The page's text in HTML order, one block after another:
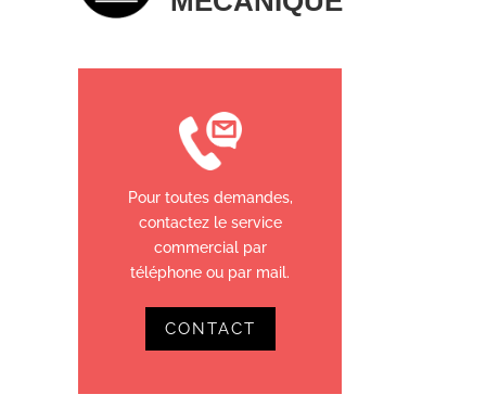
Pour toutes demandes,
contactez le service
commercial par
téléphone ou par mail.
CONTACT